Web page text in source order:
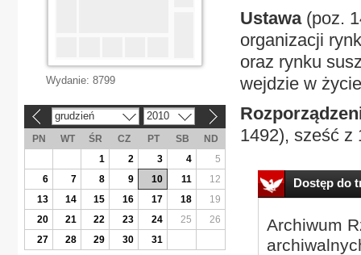
Ustawa(poz.
organizacji
oraz rynku
wejdzie w
1492), sześć z
Dostęp do
Archiwum
Wydanie: 8799
grudzień 2010
PN WT ŚR CZ PT SB
ND
1
2 3 4
5
6
7 8 9 10 11
12
13
14 15 16 17 18
19
20
21 22 23 24 25
26
27
28 29 30 31